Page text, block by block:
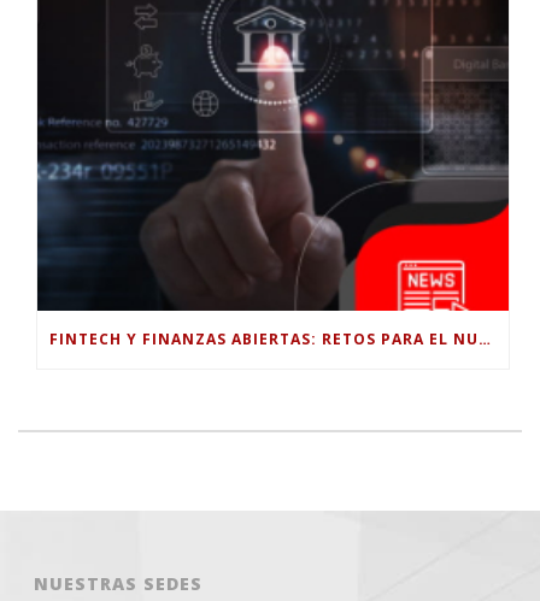
FINTECH Y FINANZAS ABIERTAS: RETOS PARA EL NUEVO GOBIERNO COLOMBIANO
NUESTRAS SEDES